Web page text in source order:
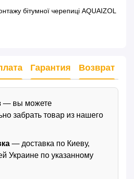
бітумної черепиці AQUAIZOL
Гарантия Возврат
— вы можете
забрать товар из нашего
— доставка по Киеву,
Украине по указанному